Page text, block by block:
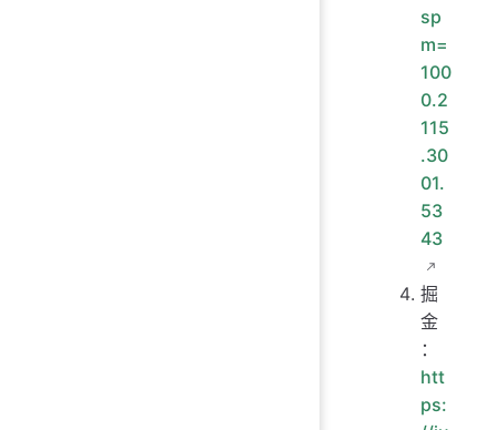
sp
m=
100
0.2
115
.30
01.
53
43
掘
金
：
htt
ps: